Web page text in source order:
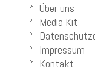
Über uns
Media Kit
Impressum
Kontakt